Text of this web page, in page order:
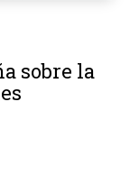
sobre la